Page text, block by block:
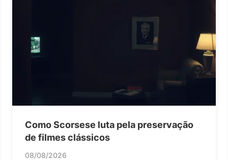
Como Scorsese luta pela preservação
de filmes clássicos
08/08/2026